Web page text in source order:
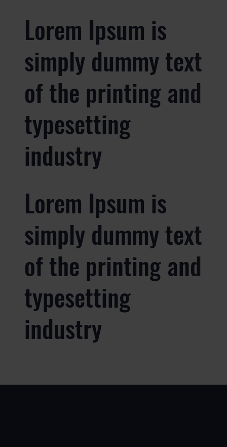
Lorem Ipsum is
simply dummy text
of the printing and
typesetting
industry
Lorem Ipsum is
simply dummy text
of the printing and
typesetting
industry